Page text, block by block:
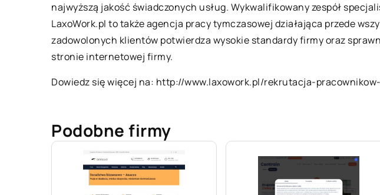
najwyższą jakość świadczonych usług. Wykwalifikowany zespół
LaxoWork.pl to także agencja pracy tymczasowej działająca przede
zadowolonych klientów potwierdza wysokie standardy firmy oraz
stronie internetowej firmy.
Dowiedz się więcej na: http://www.laxowork.pl/rekrutacja-
Podobne firmy